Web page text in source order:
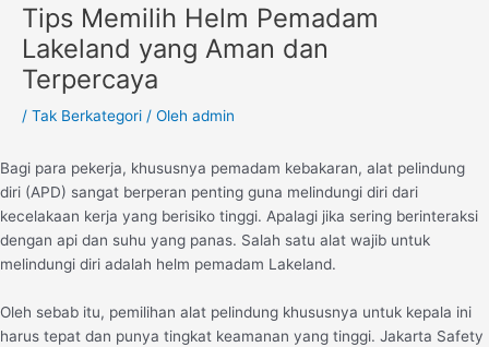
Tips Memilih Helm Pemadam
Lakeland yang Aman dan
Terpercaya
/ Tak Berkategori / Oleh admin
Bagi para pekerja, khususnya pemadam kebakaran, alat pelindung
diri (APD) sangat berperan penting guna melindungi diri dari
kecelakaan kerja yang berisiko tinggi. Apalagi jika sering berinteraksi
dengan api dan suhu yang panas. Salah satu alat wajib untuk
melindungi diri adalah helm pemadam Lakeland.
Oleh sebab itu, pemilihan alat pelindung khususnya untuk kepala ini
harus tepat dan punya tingkat keamanan yang tinggi. Jakarta Safety